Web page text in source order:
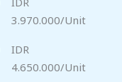
3.970.000/Unit
IDR
4.650.000/Unit